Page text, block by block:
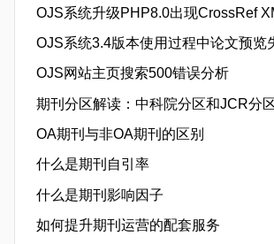
OJS系统升级PHP8.0出现CrossRef
OJS系统3.4版本使用过程中论文预览
OJS网站主页搜索500错误分析
期刊分区解读：中科院分区和JCR分
OA期刊与非OA期刊的区别
什么是期刊自引率
什么是期刊影响因子
如何提升期刊运营的配套服务